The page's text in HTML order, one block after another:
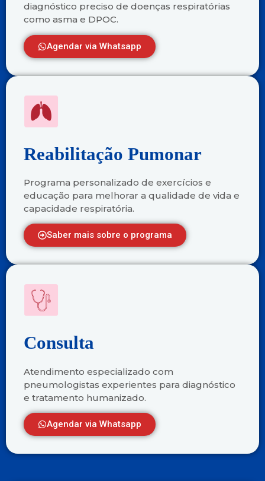
diagnóstico preciso de doenças respiratórias
como asma e DPOC.
Agendar via Whatsapp
Reabilitação Pumonar
Programa personalizado de exercícios e
educação para melhorar a qualidade de vida e
capacidade respiratória.
Saber mais sobre o programa
Consulta
Atendimento especializado com
pneumologistas experientes para diagnóstico
e tratamento humanizado.
Agendar via Whatsapp